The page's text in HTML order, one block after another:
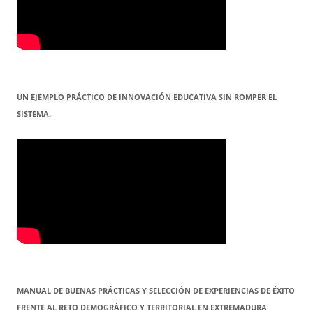
UN EJEMPLO PRÁCTICO DE INNOVACIÓN EDUCATIVA SIN ROMPER EL
SISTEMA.
MANUAL DE BUENAS PRÁCTICAS Y SELECCIÓN DE EXPERIENCIAS DE ÉXITO
FRENTE AL RETO DEMOGRÁFICO Y TERRITORIAL EN EXTREMADURA